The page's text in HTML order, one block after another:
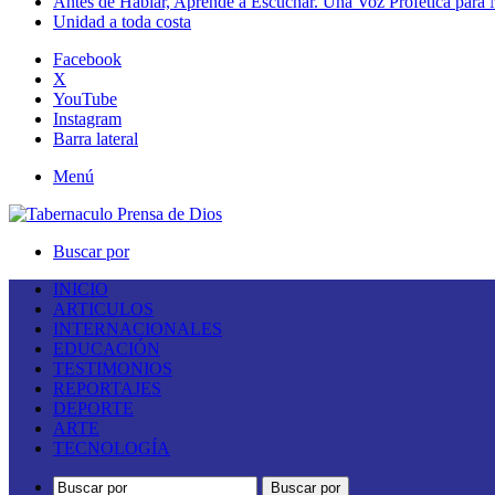
Unidad a toda costa
Facebook
X
YouTube
Instagram
Barra lateral
Menú
Buscar por
INICIO
ARTICULOS
INTERNACIONALES
EDUCACIÓN
TESTIMONIOS
REPORTAJES
DEPORTE
ARTE
TECNOLOGÍA
Buscar por